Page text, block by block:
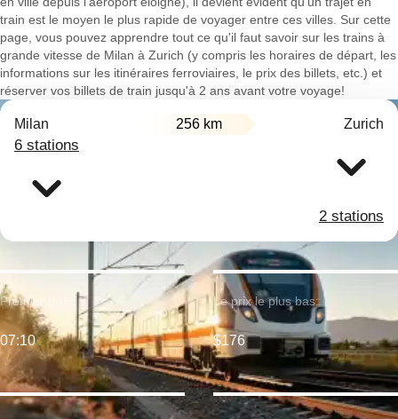
train est le moyen le plus rapide de voyager entre ces villes. Sur cette
page, vous pouvez apprendre tout ce qu'il faut savoir sur les trains à
grande vitesse de Milan à Zurich (y compris les horaires de départ, les
informations sur les itinéraires ferroviaires, le prix des billets, etc.) et
réserver vos billets de train jusqu'à 2 ans avant votre voyage!
Milan 256 km Zurich
6 stations
2 stations
Premier train:
07:10
Le prix le plus bas:
$176